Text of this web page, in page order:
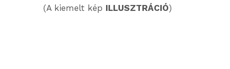
(A kiemelt kép ILLUSZTRÁCIÓ)